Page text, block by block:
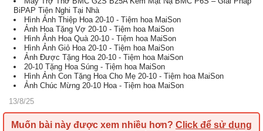
BiPAP Tiện Nghi Tại Nhà
Hình Ảnh Thiệp Hoa 20-10 - Tiệm hoa MaiSon
Ảnh Hoa Tặng Vợ 20-10 - Tiệm hoa MaiSon
Hình Ảnh Hoa Quà 20-10 - Tiệm hoa MaiSon
Hình Ảnh Giỏ Hoa 20-10 - Tiệm hoa MaiSon
Ảnh Được Tặng Hoa 20-10 - Tiệm hoa MaiSon
20-10 Tặng Hoa Súng - Tiệm hoa MaiSon
Hình Ảnh Con Tặng Hoa Cho Mẹ 20-10 - Tiệm hoa MaiSon
Ảnh Chúc Mừng 20-10 Hoa - Tiệm hoa MaiSon
13/8/25
Muốn bài này được xem nhiều hơn? Click để sử dụng